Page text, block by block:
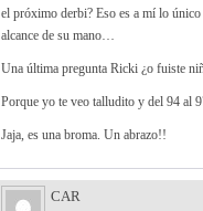
el próximo derbi? Eso es a mí lo
alcance de su mano…
Una última pregunta Ricki ¿o fuiste
Porque yo te veo talludito y del 94 al
Jaja, es una broma. Un abrazo!!
CAR